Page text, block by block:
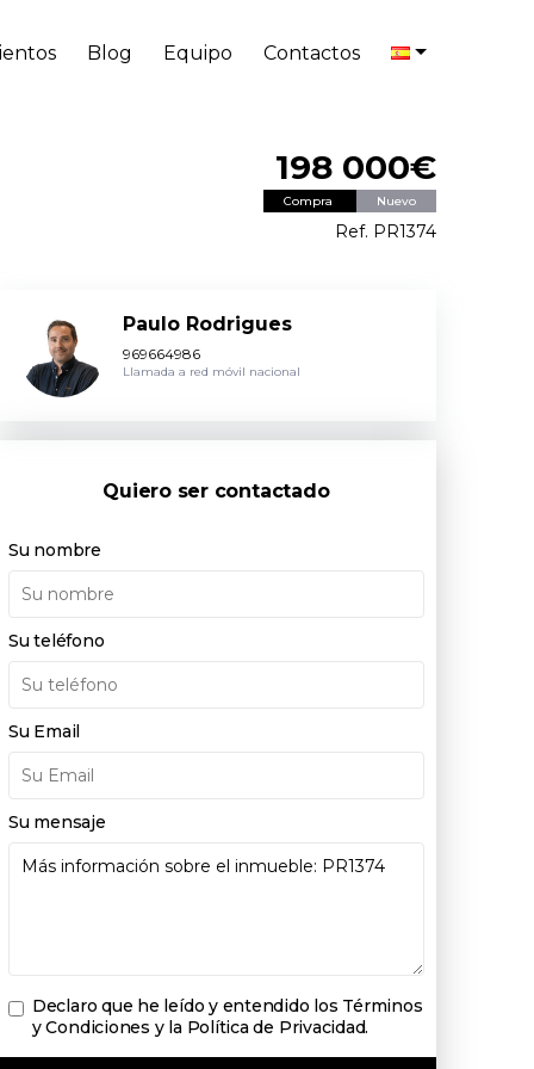
Blog Equipo Contactos
198 000€
Compra Nuevo
Ref. PR1374
Paulo Rodrigues
969664986
Llamada a red móvil nacional
Quiero ser contactado
Su nombre
Su teléfono
Su Email
Su mensaje
Declaro que he leído y entendido los Términos
y Condiciones y la Política de Privacidad.